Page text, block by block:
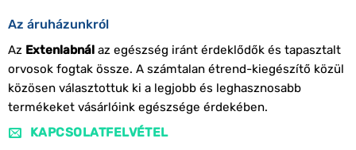
Az áruházunkról
Az Extenlabnálaz egészség iránt érdeklődők és tapasztalt
orvosok fogtak össze. A számtalan étrend-kiegészítő közül
közösen választottuk ki a legjobb és leghasznosabb
termékeket vásárlóink egészsége érdekében.
KAPCSOLATFELVÉTEL